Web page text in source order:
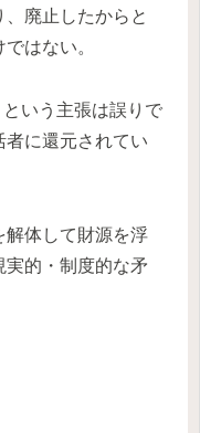
廃止したからと
はない。
いう主張は誤りで
者に還元されてい
解体して財源を浮
的・制度的な矛